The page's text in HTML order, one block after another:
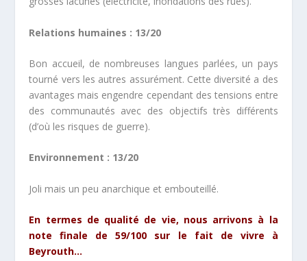
Relations humaines : 13/20
Bon accueil, de nombreuses langues parlées, un pays
tourné vers les autres assurément. Cette diversité a des
avantages mais engendre cependant des tensions entre
des communautés avec des objectifs très différents
(d’où les risques de guerre).
Environnement : 13/20
Joli mais un peu anarchique et embouteillé.
En termes de qualité de vie, nous arrivons à la
note finale de 59/100 sur le fait de vivre à
Beyrouth…